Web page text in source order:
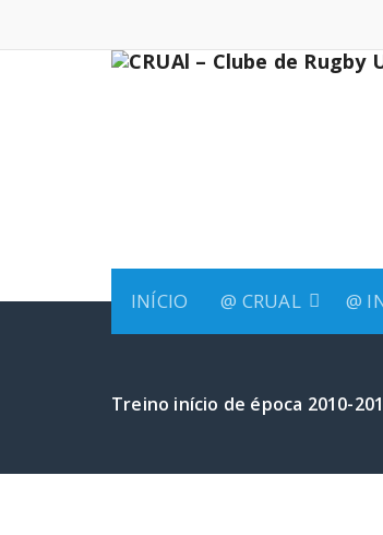
o
INÍCIO @ CRUAL @
Treino início de época 2010-